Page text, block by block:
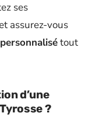
ses
assurez-vous
tout
d’une
?